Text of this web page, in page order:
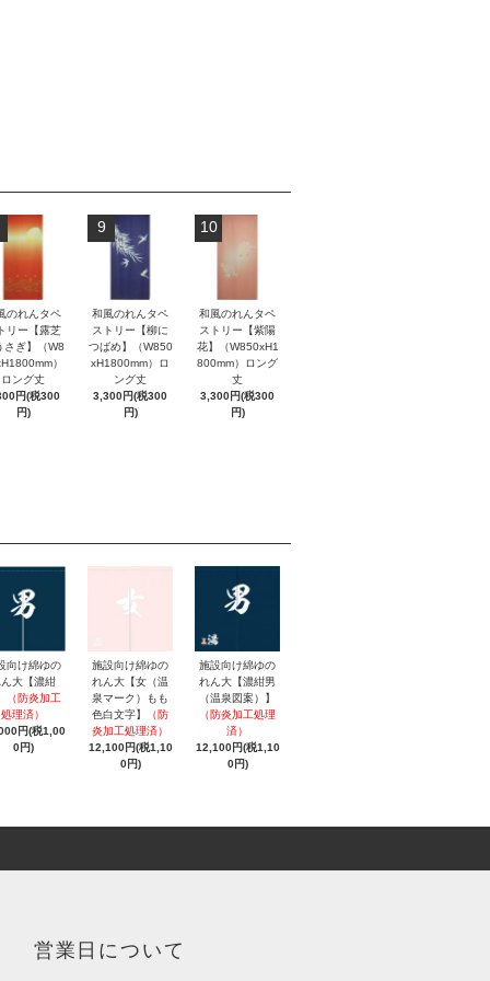
のれんタペ
リー【露芝
さぎ】（W8
）
ロング丈
円(税300
円)
9
和風のれんタペ
ストリー【柳に
つばめ】（W850
xH1800mm）ロ
ング丈
3,300円(税300
円)
10
和風のれんタペ
ストリー【紫陽
花】（W850xH1
800mm）ロング
丈
3,300円(税300
円)
向け綿ゆの
大【濃紺
（防炎加工
処理済）
円(税1,00
0円)
施設向け綿ゆの
れん大【女（温
泉マーク）もも
色白文字】
（防
炎加工処理済）
12,100円(税1,10
0円)
施設向け綿ゆの
れん大【濃紺男
（温泉図案）】
（防炎加工処理
済）
12,100円(税1,10
0円)
営業日について